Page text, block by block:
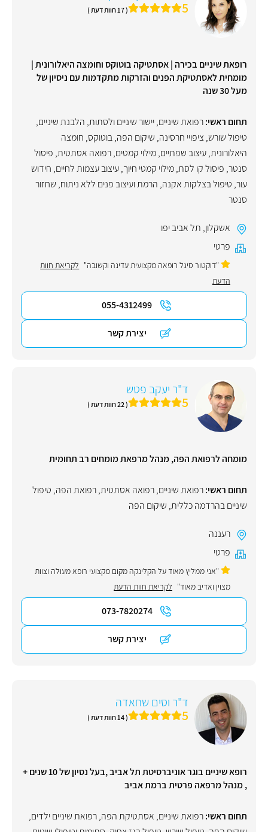
5 ( 17 חוות דעת )
רופאת שיניים בכירה | אסתטיקה בוטוקס וחומצה היאלורונית |
מומחית לאסתטיקת הפנים והזרקות מתקדמות עם ניסיון של
מעל 30 שנה
תחום ראשי:רפואת שיניים,יישור שיניים ולסתות, הלבנת שיניים,
טיפול שורש, ציפויי חרסינה, שיקום הפה,בוטוקס, חומצה
היאלורונית,עיצוב שפתיים,מילוי קמטים,רפואה אסתטית, פיסול
סנטר, פיסול קו לסת,מילוי קמטי חיוך,עיצוב עצמות לחיים, חידוש
עור, טיפול בצלקות אקנה, הרמת ועיצוב פנים ללא ניתוח, שחזור
סנטר
אשקלון, תל אביב יפו
פרטי
"דוקטור סיגל רופאה מקצועית עדינה וקשובה" לקריאת חוות
הדעת
055-4312499
יצירת קשר
ד"ר יעקב פטש
5 ( 22 חוות דעת )
מומחה לרפואת הפה, מנהל מרפאת מומחים רב תחומית
תחום ראשי:רפואת שיניים,רפואה אסתטית,רפואת הפה, טיפול
שיניים בהרדמה כללית, שיקום הפה
רעננה
פרטי
"אני ממליץ מאוד על הקלינקה מקום מקצועי רופא מעולה וצוות
מצוין ואדיב מאוד" לקריאת חוות הדעת
073-7820274
יצירת קשר
ד"ר וסים שחאדה
5 ( 14 חוות דעת )
רופא שיניים בוגר אוניברסיטת תל אביב ,בעל נסיון של 10 שנים +
, מנהל מרפאה פרטית ברמת אביב
תחום ראשי:רפואת שיניים, אסתטיקת הפה,רפואת שיניים ילדים,